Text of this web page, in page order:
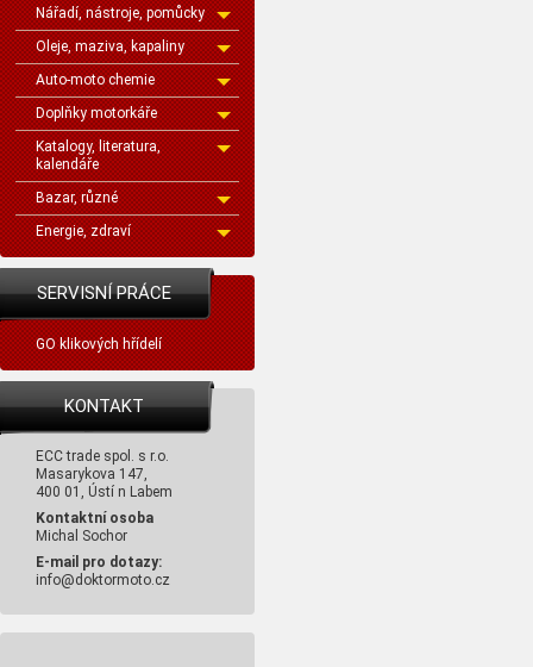
Nářadí, nástroje, pomůcky
Oleje, maziva, kapaliny
Auto-moto chemie
Doplňky motorkáře
Katalogy, literatura,
kalendáře
Bazar, různé
Energie, zdraví
SERVISNÍ PRÁCE
GO klikových hřídelí
KONTAKT
ECC trade spol. s r.o.
Masarykova 147,
400 01, Ústí n Labem
Kontaktní osoba
Michal Sochor
E-mail pro dotazy:
info@doktormoto.cz